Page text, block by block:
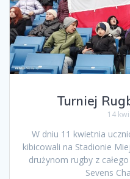
Turniej
14
W dniu 11 kwietnia
kibicowali na Stadionie
drużynom rugby z
Sevens